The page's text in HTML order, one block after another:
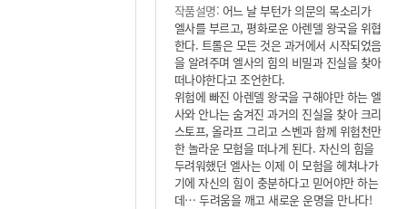
작품설명: 어느 날 부턴가 의문의 목소리가
엘사를 부르고, 평화로운 아렌델 왕국을 위협
한다. 트롤은 모든 것은 과거에서 시작되었음
을 알려주며 엘사의 힘의 비밀과 진실을 찾아
떠나야한다고 조언한다.
위험에 빠진 아렌델 왕국을 구해야만 하는 엘
사와 안나는 숨겨진 과거의 진실을 찾아 크리
스토프, 올라프 그리고 스벤과 함께 위험천만
한 놀라운 모험을 떠나게 된다. 자신의 힘을
두려워했던 엘사는 이제 이 모험을 헤쳐나가
기에 자신의 힘이 충분하다고 믿어야만 하는
데… 두려움을 깨고 새로운 운명을 만나다!